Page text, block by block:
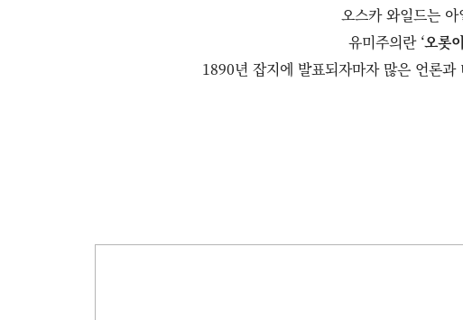
오스카 와일드는
유미주의란 ‘오롯
1890년 잡지에 발표되자마자 많은 언론과